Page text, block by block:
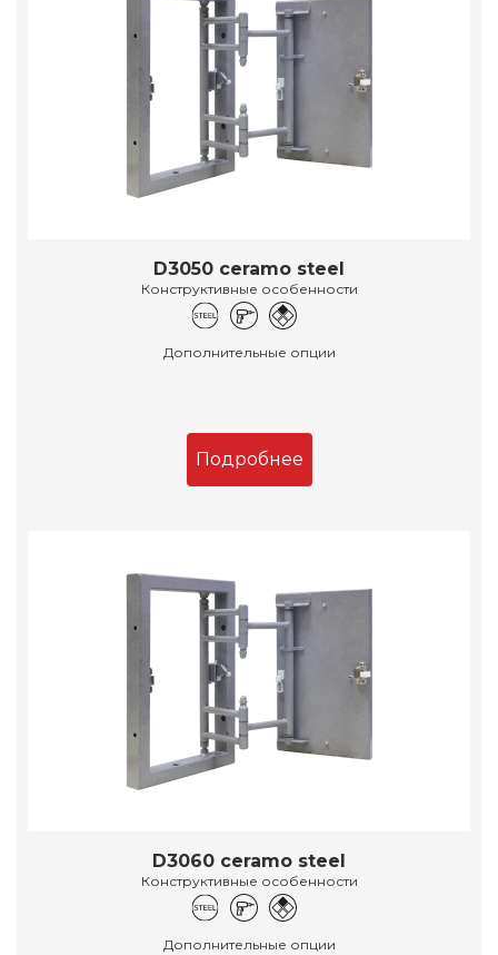
D3050 ceramo steel
Конструктивные особенности
Дополнительные опции
Подробнее
D3060 ceramo steel
Конструктивные особенности
Дополнительные опции